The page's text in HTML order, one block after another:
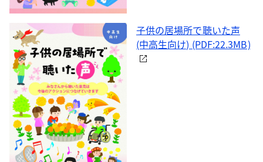
子供の居場所で聴いた声
(中高生向け) (PDF:22.3MB)